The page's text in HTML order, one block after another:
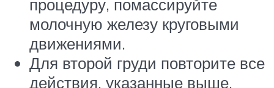
процедуру, помассируйте
молочную железу круговыми
движениями.
Для второй груди повторите все
действия, указанные выше.